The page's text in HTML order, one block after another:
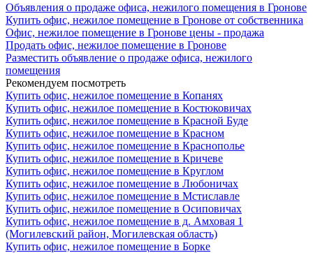
Объявления о продаже офиса, нежилого помещения в Гронове
Купить офис, нежилое помещение в Гронове от собственника
Офис, нежилое помещение в Гронове цены - продажа
Продать офис, нежилое помещение в Гронове
Разместить объявление о продаже офиса, нежилого
помещения
Рекомендуем посмотреть
Купить офис, нежилое помещение в Копанях
Купить офис, нежилое помещение в Костюковичах
Купить офис, нежилое помещение в Красной Буде
Купить офис, нежилое помещение в Красном
Купить офис, нежилое помещение в Краснополье
Купить офис, нежилое помещение в Кричеве
Купить офис, нежилое помещение в Круглом
Купить офис, нежилое помещение в Любоничах
Купить офис, нежилое помещение в Мстиславле
Купить офис, нежилое помещение в Осиповичах
Купить офис, нежилое помещение в д. Амховая 1
(Могилевский район, Могилевская область)
Купить офис, нежилое помещение в Борке